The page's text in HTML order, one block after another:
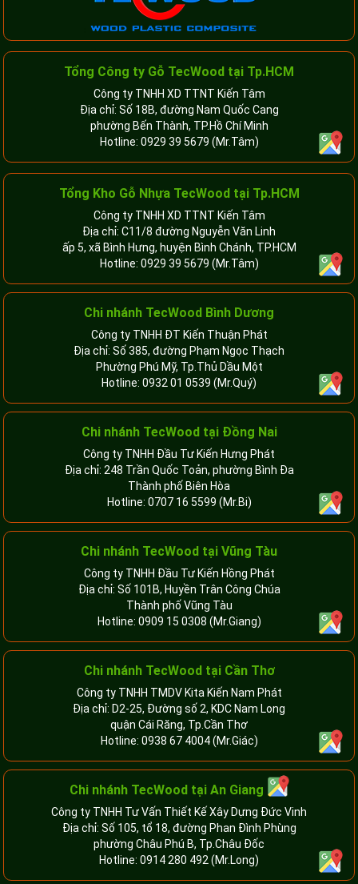
Tổng Công ty Gỗ TecWood tại Tp.HCM
Công ty TNHH XD TTNT Kiến Tâm
Địa chỉ: Số 18B, đường Nam Quốc Cang
phường Bến Thành, TP.Hồ Chí Minh
Hotline: 0929 39 5679 (Mr.Tâm)
Tổng Kho Gỗ Nhựa TecWood tại Tp.HCM
Công ty TNHH XD TTNT Kiến Tâm
Địa chỉ: C11/8 đường Nguyễn Văn Linh
ấp 5, xã Bình Hưng, huyện Bình Chánh, TP.HCM
Hotline: 0929 39 5679 (Mr.Tâm)
Chi nhánh TecWood Bình Dương
Công ty TNHH ĐT Kiến Thuận Phát
Địa chỉ: Số 385, đường Phạm Ngọc Thạch
Phường Phú Mỹ, Tp.Thủ Dầu Một
Hotline: 0932 01 0539 (Mr.Quý)
Chi nhánh TecWood tại Đồng Nai
Công ty TNHH Đầu Tư Kiến Hưng Phát
Địa chỉ: 248 Trần Quốc Toản, phường Bình Đa
Thành phố Biên Hòa
Hotline: 0707 16 5599 (Mr.Bi)
Chi nhánh TecWood tại Vũng Tàu
Công ty TNHH Đầu Tư Kiến Hồng Phát
Địa chỉ: Số 101B, Huyền Trân Công Chúa
Thành phố Vũng Tàu
Hotline: 0909 15 0308 (Mr.Giang)
Chi nhánh TecWood tại Cần Thơ
Công ty TNHH TMDV Kita Kiến Nam Phát
Địa chỉ: D2-25, Đường số 2, KDC Nam Long
quận Cái Răng, Tp.Cần Thơ
Hotline: 0938 67 4004(Mr.Giác)
Chi nhánh TecWood tại An Giang
Công ty TNHH Tư Vấn Thiết Kế Xây Dựng Đức Vinh
Địa chỉ: Số 105, tổ 18, đường Phan Đình Phùng
phường Châu Phú B, Tp.Châu Đốc
Hotline: 0914 280 492 (Mr.Long)